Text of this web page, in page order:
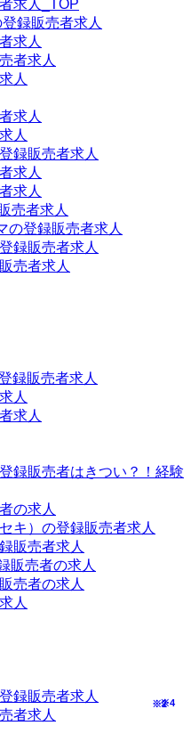
※2※4
求人_TOP
録販売者求人
求人
者求人
人
求人
人
録販売者求人
求人
求人
売者求人
の登録販売者求人
録販売者求人
売者求人
録販売者求人
人
求人
録販売者はきつい？！経験
の求人
キ）の登録販売者求人
販売者求人
販売者の求人
売者の求人
人
録販売者求人
者求人